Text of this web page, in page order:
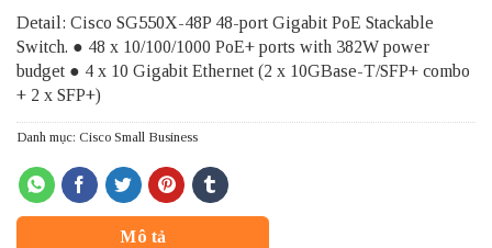
Detail: Cisco SG550X-48P 48-port Gigabit PoE Stackable
Switch. ● 48 x 10/100/1000 PoE+ ports with 382W power
budget ● 4 x 10 Gigabit Ethernet (2 x 10GBase-T/SFP+ combo
+ 2 x SFP+)
Danh mục: Cisco Small Business
Mô tả